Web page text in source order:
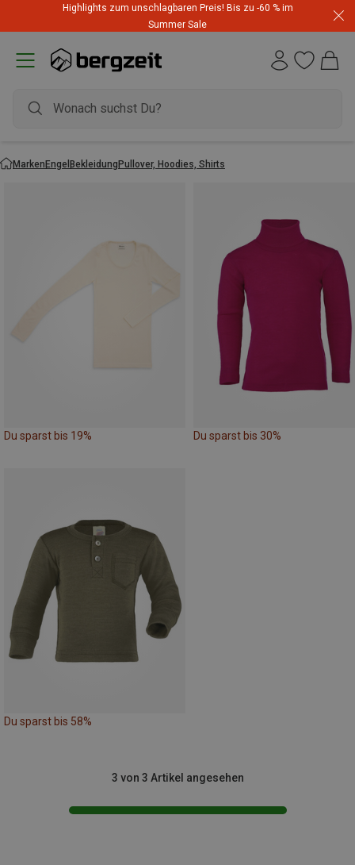
Highlights zum unschlagbaren Preis! Bis zu -60 % im
Summer Sale
MarkenEngel BekleidungPullover, Hoodies, Shirts
Du sparst bis 19% Du sparst bis 30%
Du sparst bis 58%
3 von 3 Artikel angesehen